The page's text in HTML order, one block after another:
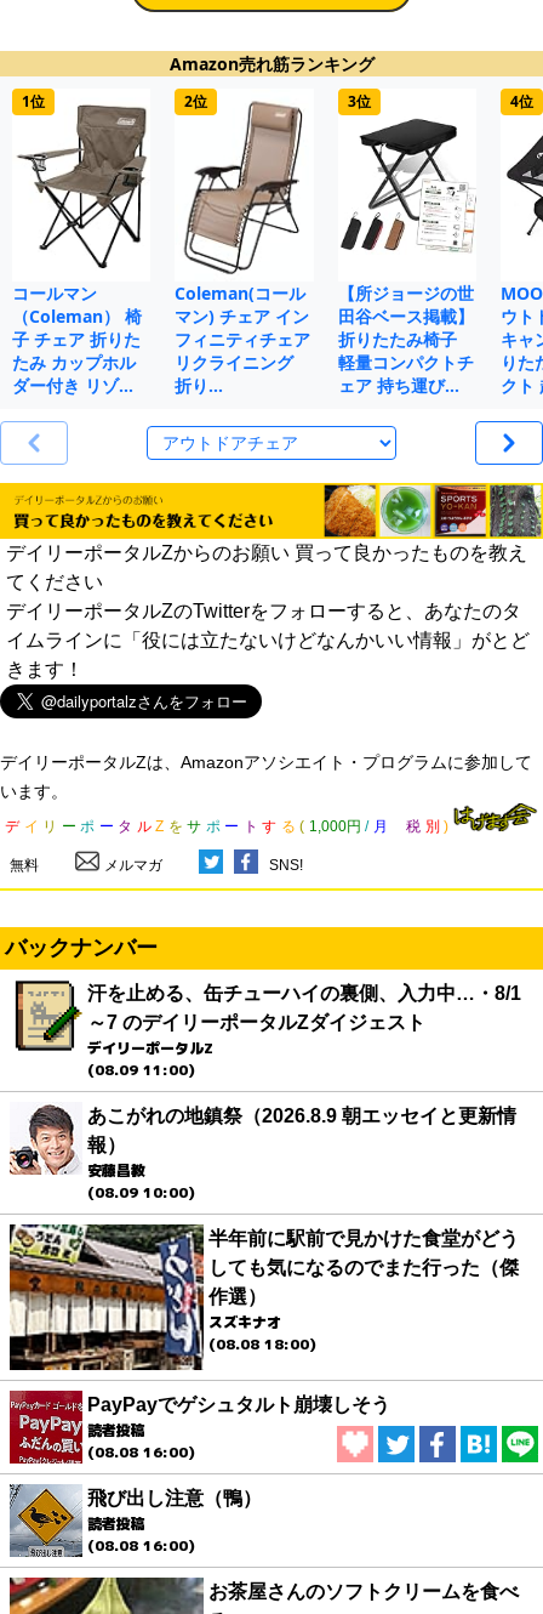
Amazon売れ筋ランキング
1位
コールマン
（Coleman） 椅
子 チェア 折りた
たみ カップホル
ダー付き リゾ…
2位
Coleman(コール
マン) チェア イン
フィニティチェア
リクライニング
折り…
3位
【所ジョージの世
田谷ベース掲載】
折りたたみ椅子
軽量コンパクトチ
ェア 持ち運び…
4位
ウト
キャ
りた
クト
デイリーポータルZからのお願い 買って良かったものを教え
てください
デイリーポータルZのTwitterをフォローすると、あなたのタ
イムラインに「役には立たないけどなんかいい情報」がとど
きます！
デイリーポータルZは、Amazonアソシエイト・プログラムに参加して
います。
デ イ リ ー ポ ー タ ル Z を サ ポ ー ト す る ( 1,000円 / 月 税 別 )
無料 メルマガ SNS!
バックナンバー
汗を止める、缶チューハイの裏側、入力中…・8/1
～7 のデイリーポータルZダイジェスト
デイリーポータルZ
(08.09 11:00)
あこがれの地鎮祭（2026.8.9 朝エッセイと更新情
報）
安藤昌教
(08.09 10:00)
半年前に駅前で見かけた食堂がどう
しても気になるのでまた行った（傑
作選）
スズキナオ
(08.08 18:00)
PayPayでゲシュタルト崩壊しそう
読者投稿
(08.08 16:00)
飛び出し注意（鴨）
読者投稿
(08.08 16:00)
お茶屋さんのソフトクリームを食べ